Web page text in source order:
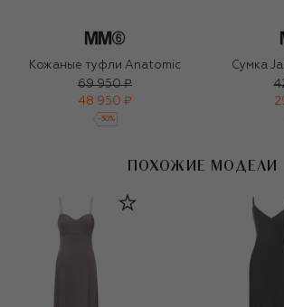
Кожаные туфли Anatomic
69 950 ₽
48 950 ₽
-30%
Сумка
ПОХОЖИЕ МОДЕЛИ